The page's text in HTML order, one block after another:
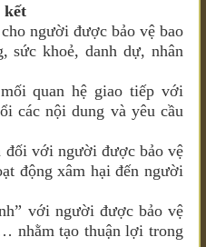
kết
người được bảo vệ bao
sức khoẻ, danh dự, nhân
quan hệ giao tiếp với
các nội dung và yêu cầu
đối với người được bảo vệ
động xâm hại đến người
với người được bảo vệ
tạo thuận lợi trong